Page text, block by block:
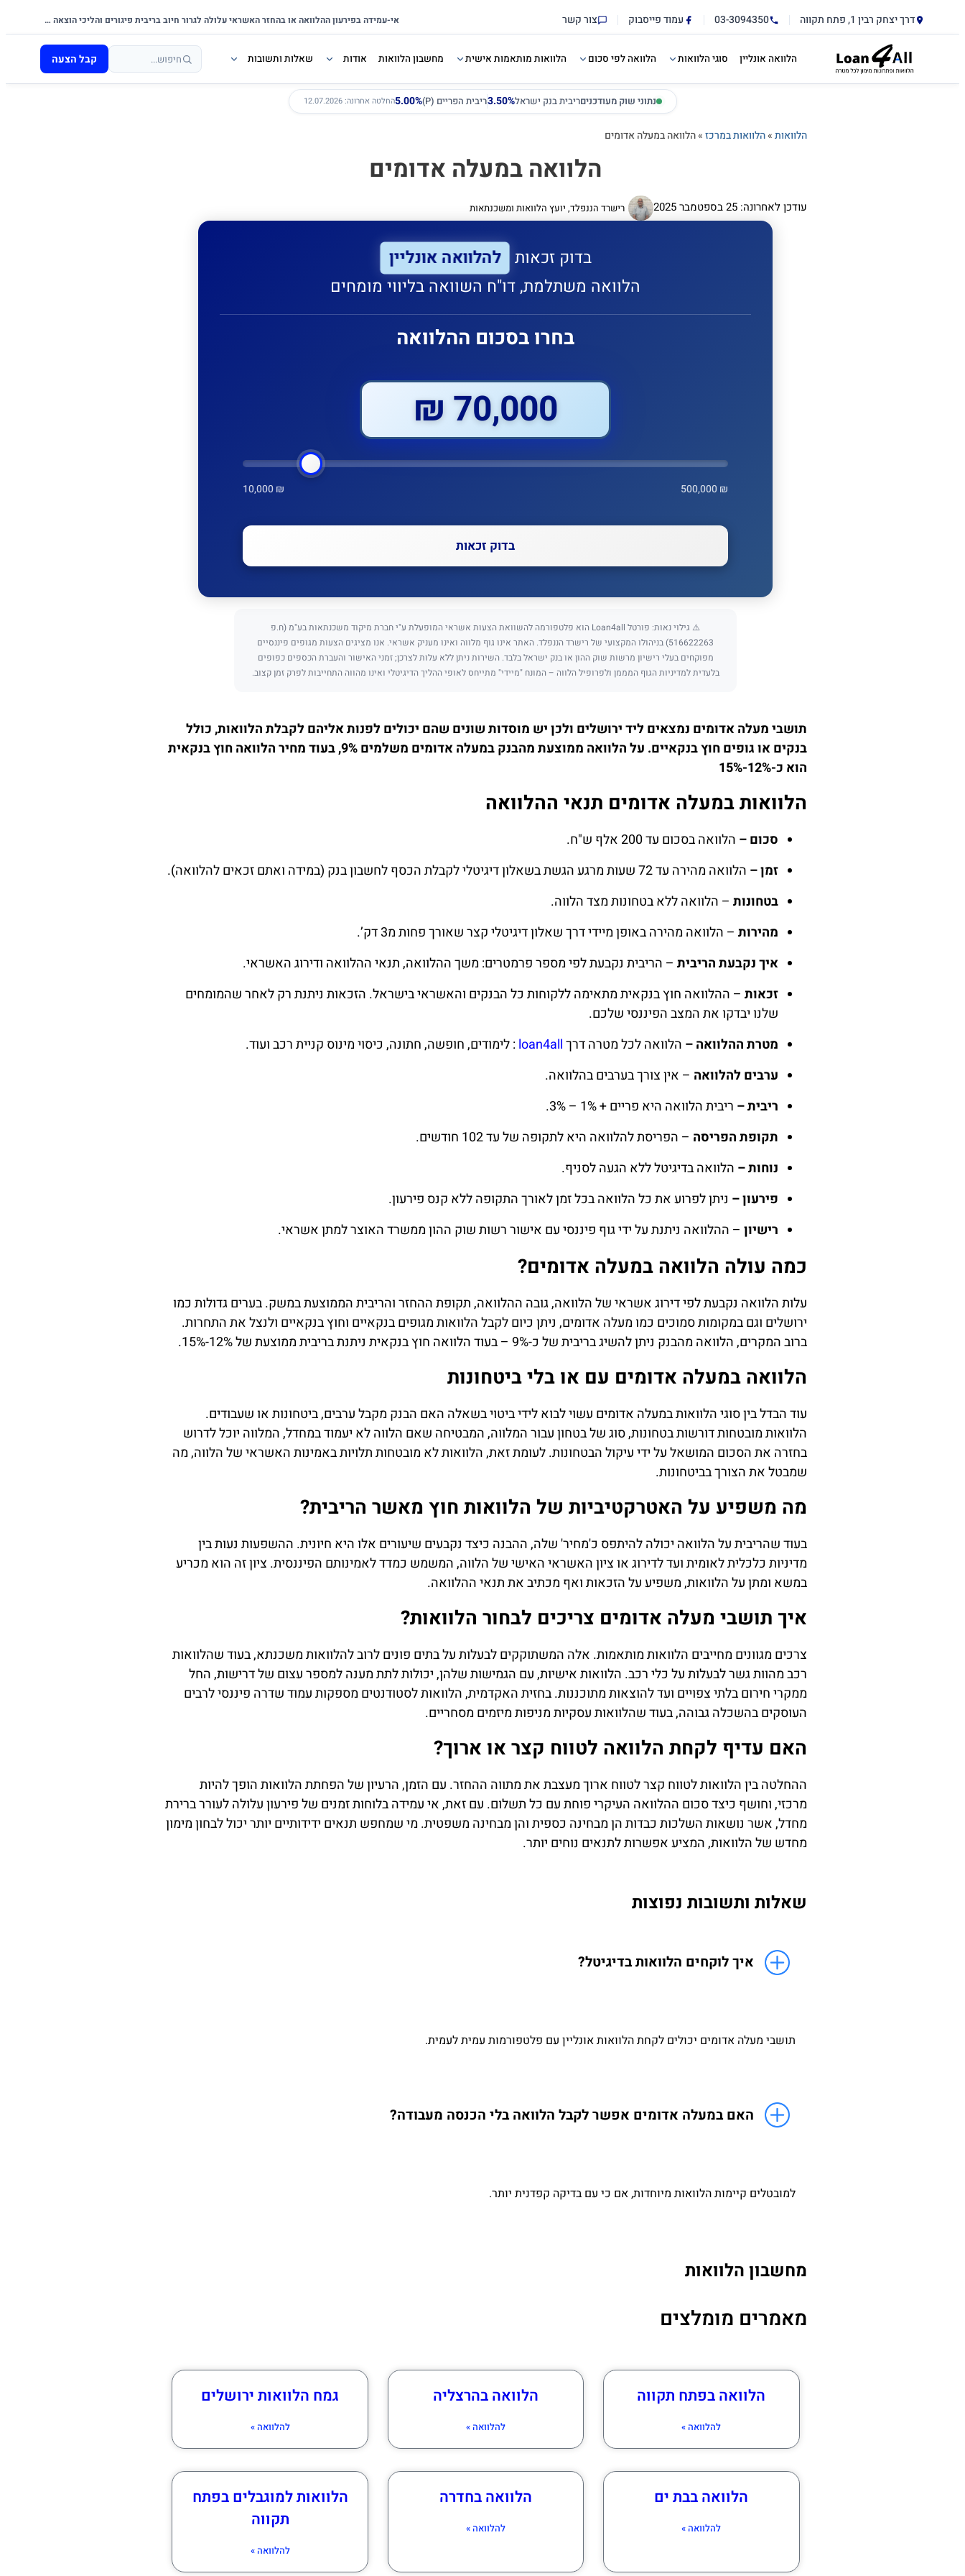
דלג לתוכן הראשי
דרך יצחק רבין 1, פתח תקווה 03-3094350 עמוד פייסבוק צור קשר אי-עמידה בפירעון ההלוואה או בהחזר האשראי עלולה לגרור חיוב בריבית פיגורים והליכי הוצאה לפועל.
הלוואה אונליין סוגי הלוואות הלוואה לפי סכום הלוואות מותאמות אישית מחשבון הלוואות אודות שאלות ותשובות קבל הצעה
נתוני שוק מעודכניםריבית בנק ישראל3.50%ריבית הפריים (P) 5.00%החלטה אחרונה: 12.07.2026
הלוואות»הלוואות במרכז»הלוואה במעלה אדומים
הלוואה במעלה אדומים
עודכן לאחרונה: 25 בספטמבר 2025 רישרד הננפלד, יועץ הלוואות ומשכנתאות
בדוק זכאות להלוואה אונליין
הלוואה משתלמת, דו"ח השוואה בליווי מומחים
בחרו בסכום ההלוואה
70,000 ₪
10,000 ₪ 500,000 ₪
בדוק זכאות
⚠️ גילוי נאות: פורטל Loan4all הוא פלטפורמה להשוואת הצעות אשראי המופעלת ע"י חברת מיקוד משכנתאות בע"מ (ח.פ
516622263) בניהולו המקצועי של רישרד הננפלד. האתר אינו גוף מלווה ואינו מעניק אשראי. אנו מציגים הצעות מגופים פיננסיים
מפוקחים בעלי רישיון מרשות שוק ההון או בנק ישראל בלבד. השירות ניתן ללא עלות לצרכן; זמני האישור והעברת הכספים כפופים
בלעדית למדיניות הגוף המממן ולפרופיל הלווה – המונח "מיידי" מתייחס לאופי ההליך הדיגיטלי ואינו מהווה התחייבות לפרק זמן קצוב.
תושבי מעלה אדומים נמצאים ליד ירושלים ולכן יש מוסדות שונים שהם יכולים לפנות אליהם לקבלת הלוואות, כולל
בנקים או גופים חוץ בנקאיים. על הלוואה ממוצעת מהבנק במעלה אדומים משלמים 9%, בעוד מחיר הלוואה חוץ בנקאית
הוא כ-12%-15%
הלוואותבמעלה אדומים תנאי ההלוואה
סכום – הלוואה בסכום עד 200 אלף ש"ח.
זמן – הלוואה מהירה עד 72 שעות מרגע הגשת בשאלון דיגיטלי לקבלת הכסף לחשבון בנק (במידה ואתם זכאים להלוואה).
בטחונות – הלוואה ללא בטחונות מצד הלווה.
מהירות – הלוואה מהירה באופן מיידי דרך שאלון דיגיטלי קצר שאורך פחות מ3 דק’.
איך נקבעת הריבית – הריבית נקבעת לפי מספר פרמטרים: משך ההלוואה, תנאי ההלוואה ודירוג האשראי.
זכאות – ההלוואה חוץ בנקאית מתאימה ללקוחות כל הבנקים והאשראי בישראל. הזכאות ניתנת רק לאחר שהמומחים
שלנו יבדקו את המצב הפיננסי שלכם.
מטרת ההלוואה – הלוואה לכל מטרה דרךloan4all: לימודים, חופשה, חתונה, כיסוי מינוס קניית רכב ועוד.
ערבים להלוואה – אין צורך בערבים בהלוואה.
ריבית – ריבית הלוואה היא פריים + 1% – 3%.
תקופת הפריסה – הפריסת להלוואה היא לתקופה של עד 102 חודשים.
נוחות – הלוואה בדיגיטל ללא הגעה לסניף.
פירעון– ניתן לפרוע את כל הלוואה בכל זמן לאורך התקופה ללא קנס פירעון.
רישיון – ההלוואה ניתנת על ידי גוף פיננסי עם אישור רשות שוק ההון ממשרד האוצר למתן אשראי.
כמה עולה הלוואה במעלה אדומים?
עלות הלוואה נקבעת לפי דירוג אשראי של הלוואה, גובה ההלוואה, תקופת ההחזר והריבית הממוצעת במשק. בערים גדולות כמו
ירושלים וגם במקומות סמוכים כמו מעלה אדומים, ניתן כיום לקבל הלוואות מגופים בנקאיים וחוץ בנקאיים ולנצל את התחרות.
ברוב המקרים, הלוואה מהבנק ניתן להשיג בריבית של כ-9% – בעוד הלוואה חוץ בנקאית ניתנת בריבית ממוצעת של 12%-15%.
הלוואה במעלה אדומים עם או בלי ביטחונות
עוד הבדל בין סוגי הלוואות במעלה אדומים עשוי לבוא לידי ביטוי בשאלה האם הבנק מקבל ערבים, ביטחונות או שעבודים.
הלוואות מובטחות דורשות בטחונות, סוג של בטחון עבור המלווה, המבטיחה שאם הלווה לא יעמוד במחדל, המלווה יוכל לדרוש
בחזרה את הסכום המושאל על ידי עיקול הבטחונות. לעומת זאת, הלוואות לא מובטחות תלויות באמינות האשראי של הלווה, מה
שמבטל את הצורך בביטחונות.
מה משפיע על האטרקטיביות של הלוואות חוץ מאשר הריבית?
בעוד שהריבית על הלוואה יכולה להיתפס כ'מחיר' שלה, ההבנה כיצד נקבעים שיעורים אלו היא חיונית. ההשפעות נעות בין
מדיניות כלכלית לאומית ועד לדירוג או ציון האשראי האישי של הלווה, המשמש כמדד לאמינותם הפיננסית. ציון זה הוא מכריע
במשא ומתן על הלוואות, משפיע על הזכאות ואף מכתיב את תנאי ההלוואה.
איך תושבי מעלה אדומים צריכים לבחור הלוואות?
צרכים מגוונים מחייבים הלוואות מותאמות. אלה המשתוקקים לבעלות על בתים פונים לרוב להלוואות משכנתא, בעוד שהלוואות
רכב מהוות גשר לבעלות על כלי רכב. הלוואות אישיות, עם הגמישות שלהן, יכולות לתת מענה למספר עצום של דרישות, החל
ממקרי חירום בלתי צפויים ועד להוצאות מתוכננות. בחזית האקדמית, הלוואות לסטודנטים מספקות עמוד שדרה פיננסי לרבים
העוסקים בהשכלה גבוהה, בעוד שהלוואות עסקיות מניפות מיזמים מסחריים.
האם עדיף לקחת הלוואה לטווח קצר או ארוך?
ההחלטה בין הלוואות לטווח קצר לטווח ארוך מעצבת את מתווה ההחזר. עם הזמן, הרעיון של הפחתת הלוואות הופך להיות
מרכזי, וחושף כיצד סכום ההלוואה העיקרי פוחת עם כל תשלום. עם זאת, אי עמידה בלוחות זמנים של פירעון עלולה לעורר ברירת
מחדל, אשר נושאות השלכות כבדות הן מבחינה כספית והן מבחינה משפטית. מי שמחפש תנאים ידידותיים יותר יכול לבחון מימון
מחדש של הלוואות, המציע אפשרות לתנאים נוחים יותר.
שאלות ותשובות נפוצות
איך לוקחים הלוואות בדיגיטל?
תושבי מעלה אדומים יכולים לקחת הלוואות אונליין עם פלטפורמות עמית לעמית.
האם במעלה אדומים אפשר לקבל הלוואה בלי הכנסה מעבודה?
למובטלים קיימות הלוואות מיוחדות, אם כי עם בדיקה קפדנית יותר.
מחשבון הלוואות
מאמרים מומלצים
הלוואה בפתח תקווה
להלוואה »
הלוואה בהרצליה
להלוואה »
גמח הלוואות ירושלים
להלוואה »
הלוואה בבת ים
להלוואה »
הלוואה בחדרה
להלוואה »
הלוואות למוגבלים בפתח
תקווה
להלוואה »